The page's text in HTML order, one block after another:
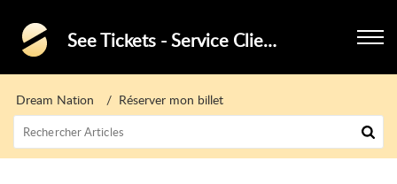
See Tickets - Service Clients - Festivals
Dream Nation Réserver mon billet